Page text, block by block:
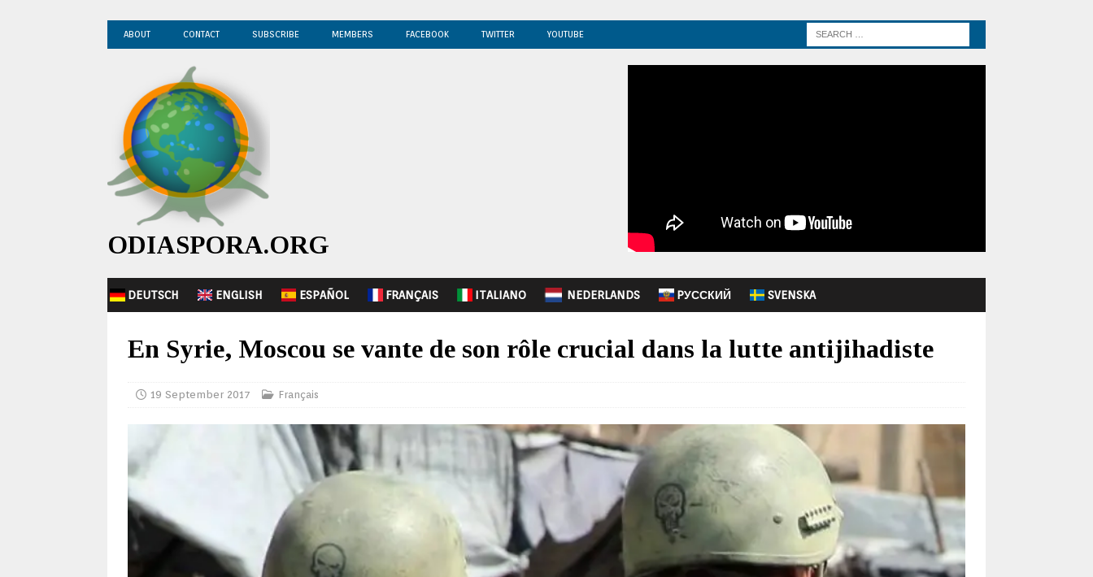
ABOUT CONTACT SUBSCRIBE MEMBERS FACEBOOK TWITTER YOUTUBE
ODIASPORA.ORG
DEUTSCH ENGLISH ESPAÑOL FRANÇAIS ITALIANO NEDERLANDS PУССКИЙ SVENSKA
En Syrie, Moscou se vante de son rôle crucial dans la lutte antijihadiste
19 September 2017 Français